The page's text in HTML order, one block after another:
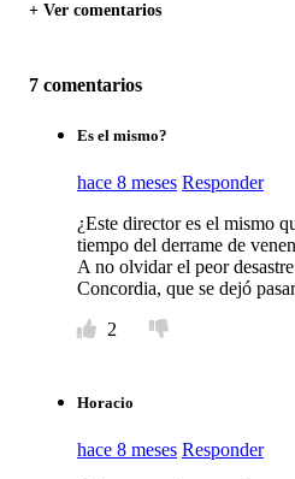
+ Ver comentarios
7 comentarios
Es el mismo?
hace 8 meses Responder
¿Este director es el mismo
tiempo del derrame de
A no olvidar el peor
Concordia, que se dejó
2
Horacio
hace 8 meses Responder